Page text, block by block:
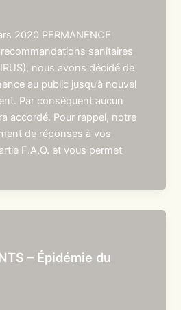
2020 PERMANENCE
recommandations sanitaires
nous avons décidé de
au public jusqu’à nouvel
Par conséquent aucun
accordé. Pour rappel, notre
de réponses à vos
F.A.Q. et vous permet
– Épidémie du